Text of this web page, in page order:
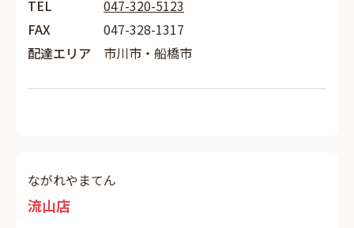
TEL
047-320-5123
FAX
047-328-1317
配達エリア
市川市・船橋市
ながれやまてん
流山店